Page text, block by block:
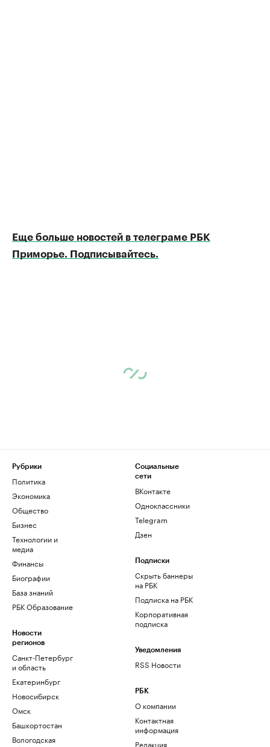
Еще больше новостей в телеграме РБК
Приморье. Подписывайтесь.
Рубрики
Политика
Экономика
Общество
Бизнес
Технологии и
медиа
Финансы
Биографии
База знаний
РБК Образование
Новости
регионов
Санкт-Петербург
и область
Екатеринбург
Новосибирск
Омск
Башкортостан
Вологодская
Социальные
сети
ВКонтакте
Одноклассники
Telegram
Дзен
Подписки
Скрыть баннеры
на РБК
Подписка на РБК
Корпоративная
подписка
Уведомления
RSS Новости
РБК
О компании
Контактная
информация
Редакция